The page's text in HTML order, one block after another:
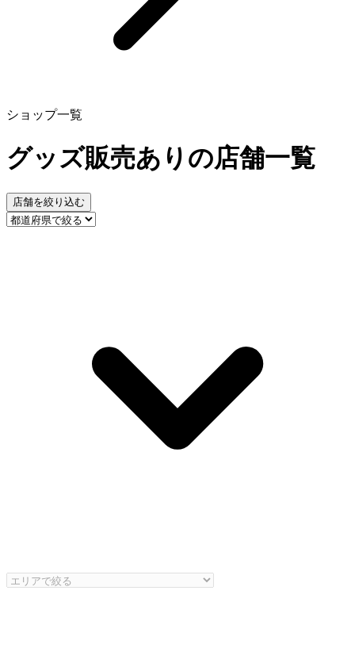
ショップ一覧
グッズ販売ありの店舗一覧
店舗を絞り込む